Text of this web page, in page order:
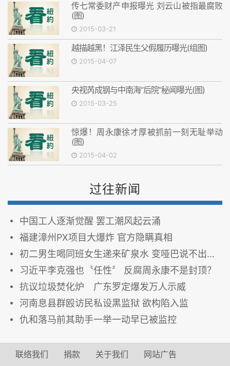
传七常委财产申报曝光 刘云山被指最腐败
(图)
2015-03-21
越描越黑！江泽民生父假履历曝光(组图)
2015-04-07
央视芮成钢与中南海“后院”秘闻曝光(图)
2015-03-25
惊爆！周永康徐才厚被抓前一刻无耻举动
(图)
2015-04-02
过往新闻
中国工人逐渐觉醒 罢工潮风起云涌
福建漳州PX项目大爆炸 官方隐瞒真相
初二男生喝同班女生递来矿泉水 变哑巴说不出话(图)
习近平李克强也〝任性〞 反腐周永康不是封顶？
抗议垃圾焚化炉 广东罗定爆发万人示威
河南息县群殴访民私设黑监狱 欲构陷入监
仇和落马前其助手一举一动早已被监控
联络我们 捐款 关于我们 网站广告